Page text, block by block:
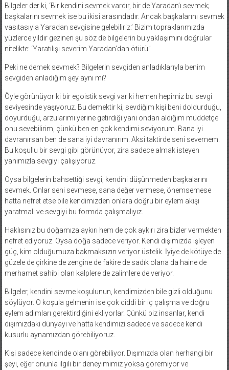
Bilgeler der ki, ‘Bir kendini sevmek vardır, bir de Yaradan’ı sevmek;
başkalarını sevmek ise bu ikisi arasındadır. Ancak başkalarını sevmek
vasıtasıyla Yaradan sevgisine gelebiliriz.’ Bizim topraklarımızda
yüzlerce yıldır gezinen şu söz de bilgelerin bu yaklaşımını doğrular
nitelikte: ‘Yaratılışı severim Yaradan’dan ötürü.’
Peki ne demek sevmek? Bilgelerin sevgiden anladıklarıyla benim
sevgiden anladığım şey aynı mı?
Öyle görünüyor ki bir egoistik sevgi var ki hemen hepimiz bu sevgi
seviyesinde yaşıyoruz. Bu demektir ki, sevdiğim kişi beni doldurduğu,
doyurduğu, arzularımı yerine getirdiği yani ondan aldığım müddetçe
onu sevebilirim, çünkü ben en çok kendimi seviyorum. Bana iyi
davranırsan ben de sana iyi davranırım. Aksi taktirde seni sevemem.
Bu koşullu bir sevgi gibi görünüyor, zira sadece almak isteyen
yanımızla sevgiyi çalışıyoruz.
Oysa bilgelerin bahsettiği sevgi, kendini düşünmeden başkalarını
sevmek. Onlar seni sevmese, sana değer vermese, önemsemese
hatta nefret etse bile kendimizden onlara doğru bir eylem akışı
yaratmalı ve sevgiyi bu formda çalışmalıyız.
Haklısınız bu doğamıza aykırı hem de çok aykırı zira bizler vermekten
nefret ediyoruz. Oysa doğa sadece veriyor. Kendi dışımızda işleyen
güç, kim olduğumuza bakmaksızın veriyor üstelik. İyiye de kötüye de
güzele de çirkine de zengine de fakire de sadık olana da haine de
merhamet sahibi olan kalplere de zalimlere de veriyor.
Bilgeler, kendini sevme koşulunun, kendimizden bile gizli olduğunu
söylüyor. O koşula gelmenin ise çok ciddi bir iç çalışma ve doğru
eylem adımları gerektirdiğini ekliyorlar. Çünkü biz insanlar, kendi
dışımızdaki dünyayı ve hatta kendimizi sadece ve sadece kendi
kusurlu aynamızdan görebiliyoruz.
Kişi sadece kendinde olanı görebiliyor. Dışımızda olan herhangi bir
şeyi, eğer onunla ilgili bir deneyimimiz yoksa göremiyor ve